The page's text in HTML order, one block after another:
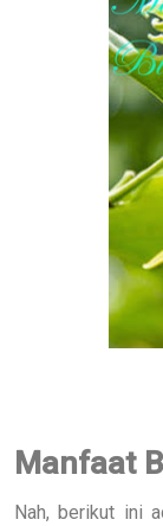
Manfaat
Nah, berikut ini